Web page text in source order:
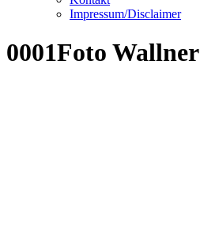
Impressum/Disclaimer
0001Foto Wallner